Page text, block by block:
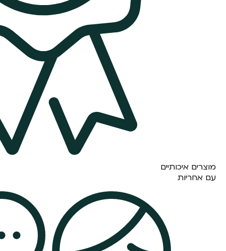
מוצרים איכותיים
עם אחריות